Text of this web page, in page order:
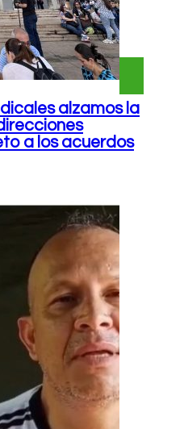
alzamos la
a los acuerdos